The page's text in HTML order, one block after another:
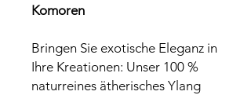
Komoren
Bringen Sie exotische Eleganz in
Ihre Kreationen: Unser 100 %
naturreines ätherisches Ylang